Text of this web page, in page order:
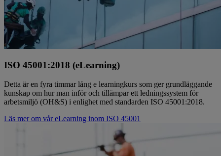
ISO 45001:2018 (eLearning)
Detta är en fyra timmar lång e learningkurs som ger grundläggande
kunskap om hur man inför och tillämpar ett ledningssystem för
arbetsmiljö (OH&S) i enlighet med standarden ISO 45001:2018.
Läs mer om vår eLearning inom ISO 45001